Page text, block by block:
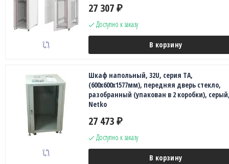
27 307 ₽
Доступно к заказу
В корзину
Шкаф напольный, 32U, серия TA,
(600х600х1577мм), передняя дверь стекло,
разобранный (упакован в 2 коробки),
Netko
27 473 ₽
Доступно к заказу
В корзину